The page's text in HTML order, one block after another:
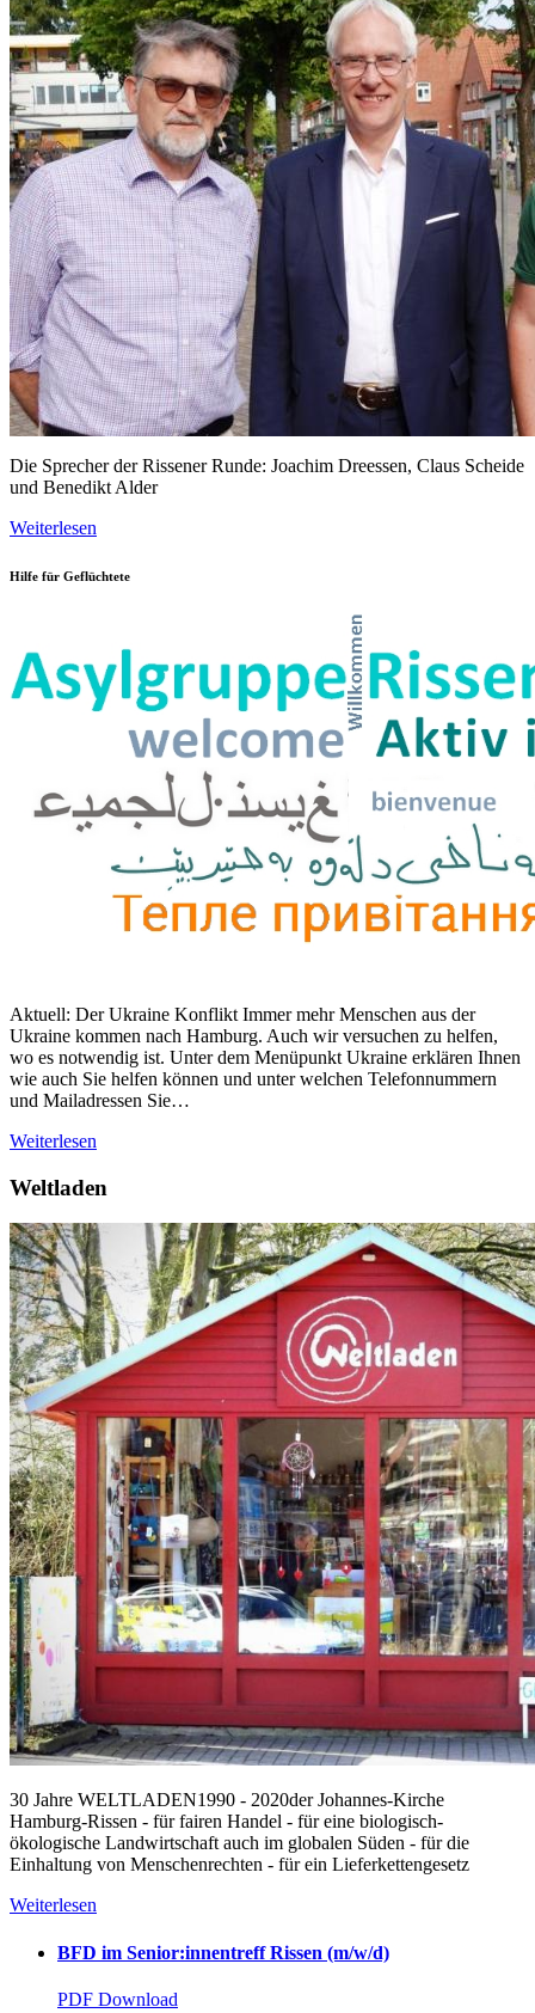
Die Sprecher der Rissener Runde: Joachim Dreessen, Claus Scheide
und Benedikt Alder
Weiterlesen
Hilfe für Geflüchtete
Aktuell: Der Ukraine Konflikt Immer mehr Menschen aus der
Ukraine kommen nach Hamburg. Auch wir versuchen zu helfen,
wo es notwendig ist. Unter dem Menüpunkt Ukraine erklären Ihnen
wie auch Sie helfen können und unter welchen Telefonnummern
und Mailadressen Sie…
Weiterlesen
Weltladen
30 Jahre WELTLADEN1990 - 2020der Johannes-Kirche
Hamburg-Rissen - für fairen Handel - für eine biologisch-
ökologische Landwirtschaft auch im globalen Süden - für die
Einhaltung von Menschenrechten - für ein Lieferkettengesetz
Weiterlesen
BFD im Senior:innentreff Rissen (m/w/d)
PDF Download